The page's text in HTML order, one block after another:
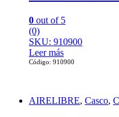
0 out of 5
(0)
SKU: 910900
Leer más
Código: 910900
AIRELIBRE, Casco,